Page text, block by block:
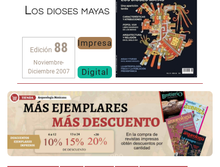
Los dioses mayas
Edición 88
Noviembre-
Diciembre 2007
Impresa
Digital